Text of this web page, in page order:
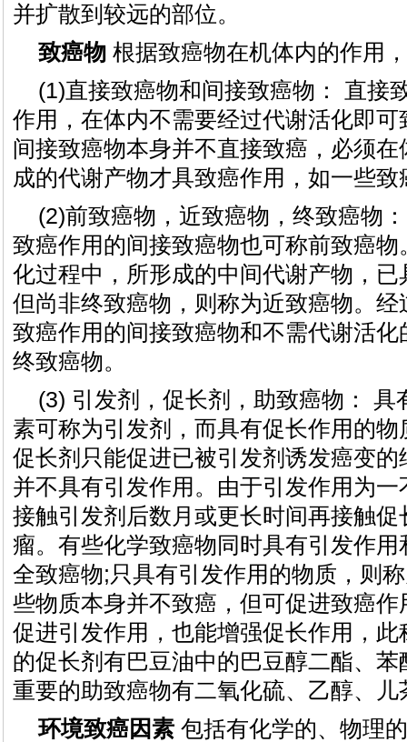
并扩散到较远的部位。
致癌物 根据致癌物在机体内的作用
(1)直接致癌物和间接致癌物： 直接
作用，在体内不需要经过代谢活化即
间接致癌物本身并不直接致癌，必须
成的代谢产物才具致癌作用，如一些
(2)前致癌物，近致癌物，终致癌物
致癌作用的间接致癌物也可称前致癌
化过程中，所形成的中间代谢产物，
但尚非终致癌物，则称为近致癌物。
致癌作用的间接致癌物和不需代谢活
终致癌物。
(3) 引发剂，促长剂，助致癌物： 具
素可称为引发剂，而具有促长作用的
促长剂只能促进已被引发剂诱发癌变
并不具有引发作用。由于引发作用为
接触引发剂后数月或更长时间再接触
瘤。有些化学致癌物同时具有引发作
全致癌物;只具有引发作用的物质，则
些物质本身并不致癌，但可促进致癌
促进引发作用，也能增强促长作用，
的促长剂有巴豆油中的巴豆醇二酯、
重要的助致癌物有二氧化硫、乙醇、
环境致癌因素 包括有化学的、物理